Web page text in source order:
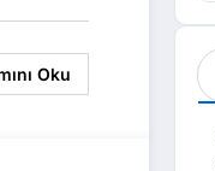
Oku